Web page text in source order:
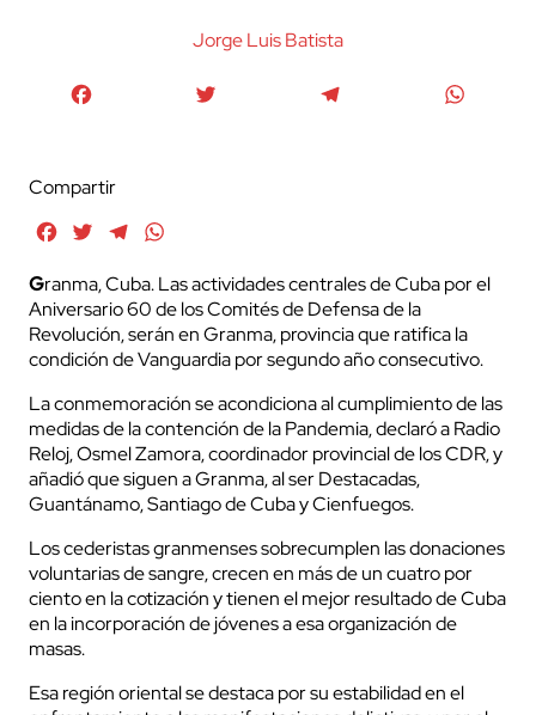
Jorge Luis Batista
Compartir
FacebookTwitterTelegram
Granma, Cuba. Las actividades centrales de Cuba por el
Aniversario 60 de los Comités de Defensa de la
Revolución, serán en Granma, provincia que ratifica la
condición de Vanguardia por segundo año consecutivo.
La conmemoración se acondiciona al cumplimiento de las
medidas de la contención de la Pandemia, declaró a Radio
Reloj, Osmel Zamora, coordinador provincial de los CDR, y
añadió que siguen a Granma, al ser Destacadas,
Guantánamo, Santiago de Cuba y Cienfuegos.
Los cederistas granmenses sobrecumplen las donaciones
voluntarias de sangre, crecen en más de un cuatro por
ciento en la cotización y tienen el mejor resultado de Cuba
en la incorporación de jóvenes a esa organización de
masas.
Esa región oriental se destaca por su estabilidad en el